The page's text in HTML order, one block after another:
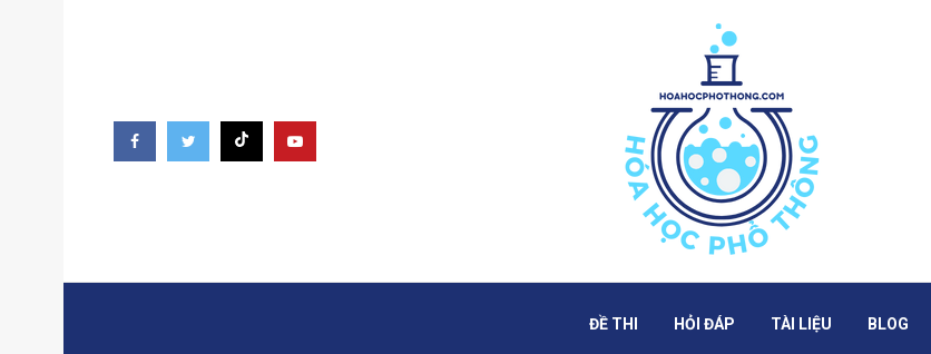
ĐỀ THI HỎI ĐÁP TÀI LIỆU BLOG